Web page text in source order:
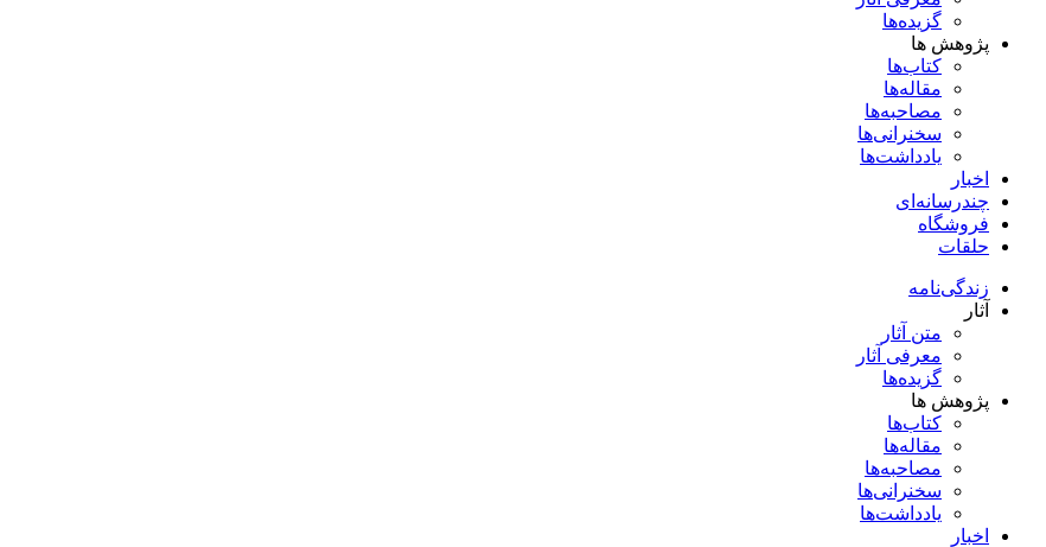
گزیده‌ها
پژوهش ها
کتاب‌ها
مقاله‌ها
مصاحبه‌ها
سخنرانی‌ها
یادداشت‌ها
اخبار
چندرسانه‌ای
فروشگاه
حلقات
زندگی‌نامه
آثار
متن آثار
معرفی آثار
گزیده‌ها
پژوهش ها
کتاب‌ها
مقاله‌ها
مصاحبه‌ها
سخنرانی‌ها
یادداشت‌ها
اخبار